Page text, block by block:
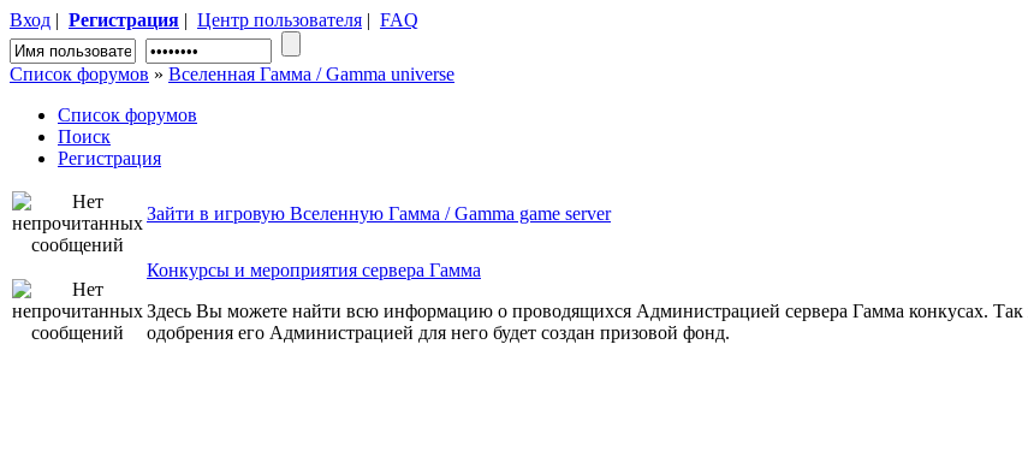
Вход | Регистрация | Центр пользователя | FAQ
Список форумов » Вселенная Гамма / Gamma universe
Список форумов
Поиск
Регистрация
Зайти в игровую Вселенную Гамма / Gamma game server
Конкурсы и мероприятия сервера Гамма
Здесь Вы можете найти всю информацию о проводящихся Администрацией сервера Гамма конкусах. Так
одобрения его Администрацией для него будет создан призовой фонд.